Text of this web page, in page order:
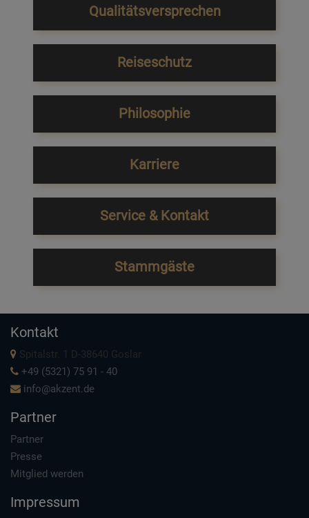
Qualitätsversprechen
Reiseschutz
Philosophie
Karriere
Service & Kontakt
Stammgäste
Kontakt
Spitalstr. 1 D-38640 Goslar
+49 (5321) 75 91 - 40
info@akzent.de
Partner
Partner
Presse
Mitglied werden
Impressum